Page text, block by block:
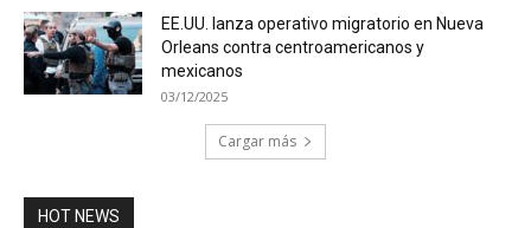
EE.UU. lanza operativo migratorio en Nueva
Orleans contra centroamericanos y
mexicanos
03/12/2025
Cargar más
HOT NEWS